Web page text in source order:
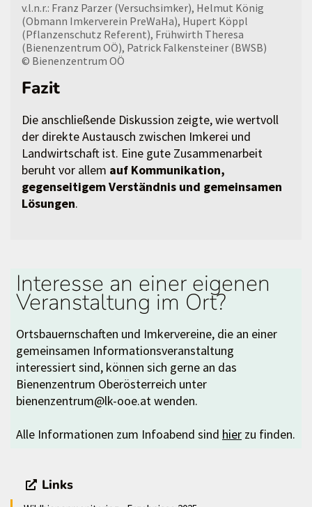
v.l.n.r.: Franz Parzer (Versuchsimker), Helmut König
(Obmann Imkerverein PreWaHa), Hupert Köppl
(Pflanzenschutz Referent), Frühwirth Theresa
(Bienenzentrum OÖ), Patrick Falkensteiner (BWSB)
© Bienenzentrum OÖ
Fazit
Die anschließende Diskussion zeigte, wie wertvoll
der direkte Austausch zwischen Imkerei und
Landwirtschaft ist. Eine gute Zusammenarbeit
beruht vor allem auf Kommunikation,
gegenseitigem Verständnis und gemeinsamen
Lösungen.
Interesse an einer eigenen
Veranstaltung im Ort?
Ortsbauernschaften und Imkervereine, die an einer
gemeinsamen Informationsveranstaltung
interessiert sind, können sich gerne an das
Bienenzentrum Oberösterreich unter
bienenzentrum@lk-ooe.at wenden.
Alle Informationen zum Infoabend sind hier zu finden.
Links